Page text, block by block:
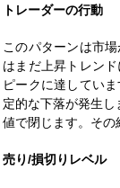
トレーダーの行動
このパターンは市
はまだ上昇トレン
ピークに達してい
定的な下落が発生
値で閉じます。その
売り/損切りレベル